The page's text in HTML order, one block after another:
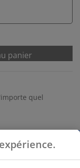
panier
quel
articles